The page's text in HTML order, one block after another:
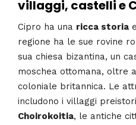
villaggi, castelli e
Cipro ha una ricca storia
regione ha le sue rovine
sua chiesa bizantina, un
moschea ottomana, oltre
coloniale britannica. Le
includono i villaggi
Choirokoitia, le antiche